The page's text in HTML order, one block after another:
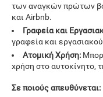
των αναγκών πρώτων
και Airbnb.
Γραφεία και
γραφεία και
Ατομική Χρήση:
χρήση στο αυτοκίνητο,
Σε ποιούς απευθύνεται: